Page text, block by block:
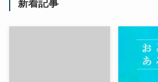
新着記事